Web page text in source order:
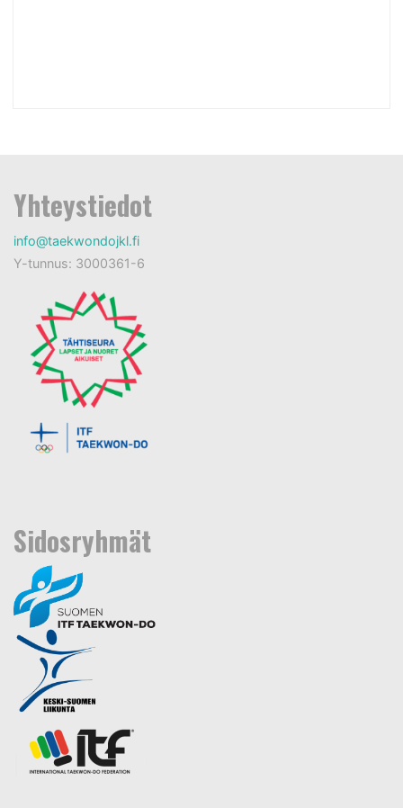
Yhteystiedot
info@taekwondojkl.fi
Y-tunnus: 3000361-6
Sidosryhmät